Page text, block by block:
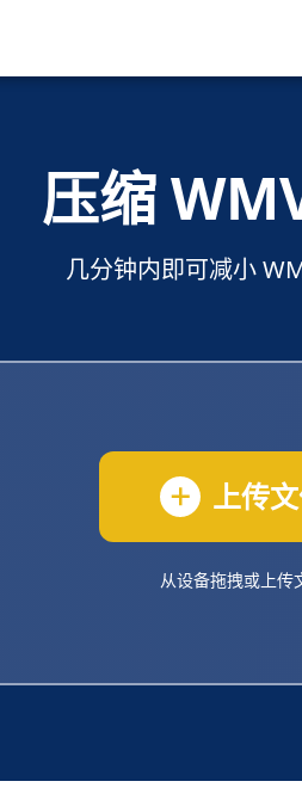
压缩
几分钟内即可减小
上传
从设备拖拽或上传